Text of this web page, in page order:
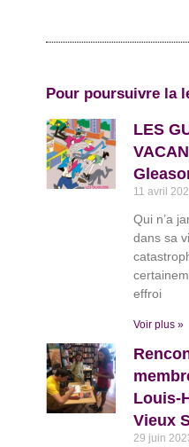
Pour poursuivre la
LES
11 avril
Qui n’a
dans sa
effroi
Voir plus »
Louis-
Vieux
29 juin